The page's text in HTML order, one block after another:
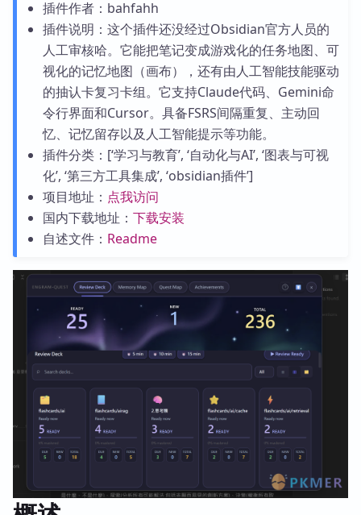
插件作者：bahfahh
插件说明：这个插件还没经过Obsidian官方人员的
人工审核哈。它能把笔记变成游戏化的任务地图、可
视化的记忆地图（画布），还有由人工智能技能驱动
的抽认卡复习卡组。它支持Claude代码、Gemini命
令行界面和Cursor。具备FSRS间隔重复、主动回
忆、记忆留存以及人工智能提示等功能。
插件分类：[‘学习与教育’, ‘自动化与AI’, ‘图表与可视
化’, ‘第三方工具集成’, ‘obsidian插件’]
项目地址： 点我访问
国内下载地址： 下载安装
自述文件： Readme